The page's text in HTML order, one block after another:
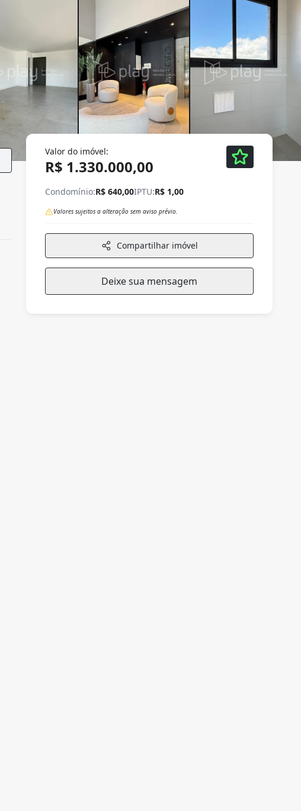
Valor do imóvel:
R$ 1.330.000,00
Condomínio:R$ 640,00IPTU:R$ 1,00
Valores sujeitos a alteração sem aviso prévio.
Compartilhar imóvel
Deixe sua mensagem